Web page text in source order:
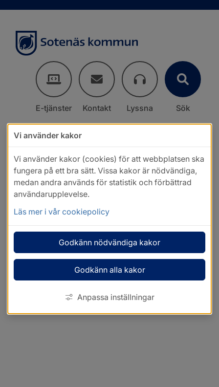
E-tjänster Kontakt Lyssna Sök
Vi använder kakor
Vi använder kakor (cookies) för att webbplatsen ska
fungera på ett bra sätt. Vissa kakor är nödvändiga,
medan andra används för statistik och förbättrad
användarupplevelse.
Läs mer i vår cookiepolicy
Godkänn nödvändiga kakor
Godkänn alla kakor
Anpassa inställningar